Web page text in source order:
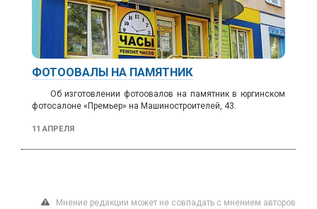
ФОТООВАЛЫ НА ПАМЯТНИК
Об изготовлении фотоовалов на памятник в юргинском
фотосалоне «Премьер» на Машиностроителей, 43.
11 АПРЕЛЯ
Мнение редакции может не совпадать с мнением авторов